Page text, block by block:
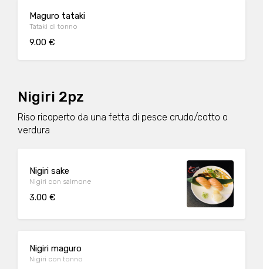
Maguro tataki
Tataki di tonno
9.00 €
Nigiri 2pz
Riso ricoperto da una fetta di pesce crudo/cotto o
verdura
Nigiri sake
Nigiri con salmone
3.00 €
Nigiri maguro
Nigiri con tonno